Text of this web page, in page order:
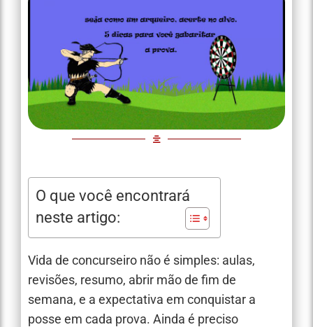
O que você encontrará
neste artigo:
Vida de concurseiro não é simples: aulas,
revisões, resumo, abrir mão de fim de
semana, e a expectativa em conquistar a
posse em cada prova. Ainda é preciso